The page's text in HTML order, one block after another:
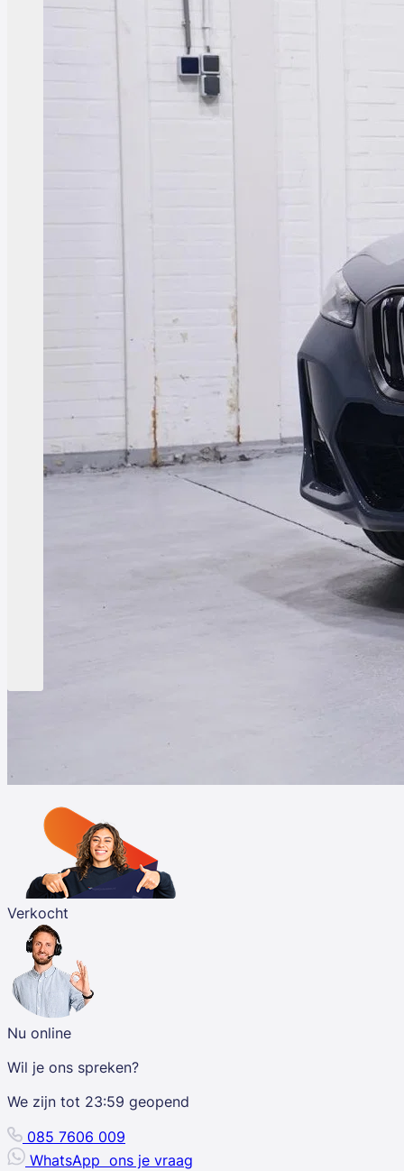
Verkocht
Nu online
Wil je ons spreken?
We zijn tot 23:59 geopend
085 7606 009
WhatsApp ons je vraag